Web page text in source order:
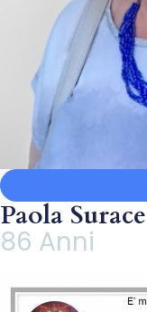
Paola Surace
86 Anni